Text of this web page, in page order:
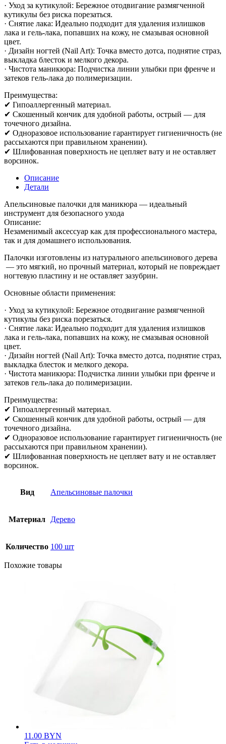
· Уход за кутикулой: Бережное отодвигание размягченной
кутикулы без риска порезаться.
· Снятие лака: Идеально подходит для удаления излишков
лака и гель-лака, попавших на кожу, не смазывая основной
цвет.
· Дизайн ногтей (Nail Art): Точка вместо дотса, поднятие страз,
выкладка блесток и мелкого декора.
· Чистота маникюра: Подчистка линии улыбки при френче и
затеков гель-лака до полимеризации.
Преимущества:
✔ Гипоаллергенный материал.
✔ Скошенный кончик для удобной работы, острый — для
точечного дизайна.
✔ Одноразовое использование гарантирует гигиеничность (не
рассыхаются при правильном хранении).
✔ Шлифованная поверхность не цепляет вату и не оставляет
ворсинок.
Описание
Детали
Апельсиновые палочки для маникюра — идеальный
инструмент для безопасного ухода
Описание:
Незаменимый аксессуар как для профессионального мастера,
так и для домашнего использования.
Палочки изготовлены из натурального апельсинового дерева
— это мягкий, но прочный материал, который не повреждает
ногтевую пластину и не оставляет зазубрин.
Основные области применения:
· Уход за кутикулой: Бережное отодвигание размягченной
кутикулы без риска порезаться.
· Снятие лака: Идеально подходит для удаления излишков
лака и гель-лака, попавших на кожу, не смазывая основной
цвет.
· Дизайн ногтей (Nail Art): Точка вместо дотса, поднятие страз,
выкладка блесток и мелкого декора.
· Чистота маникюра: Подчистка линии улыбки при френче и
затеков гель-лака до полимеризации.
Преимущества:
✔ Гипоаллергенный материал.
✔ Скошенный кончик для удобной работы, острый — для
точечного дизайна.
✔ Одноразовое использование гарантирует гигиеничность (не
рассыхаются при правильном хранении).
✔ Шлифованная поверхность не цепляет вату и не оставляет
ворсинок.
Вид Апельсиновые палочки
Материал Дерево
Количество 100 шт
Похожие товары
11.00 BYN